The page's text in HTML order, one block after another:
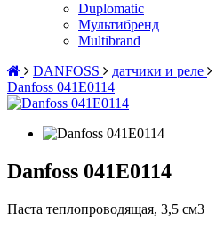
Duplomatic
Мультибренд
Multibrand
DANFOSS
датчики и реле
Danfoss 041E0114
Danfoss 041E0114
Паста теплопроводящая, 3,5 см3